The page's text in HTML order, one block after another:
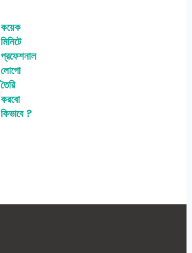
কয়েক
মিনিটে
প্রফেশনাল
লোগো
তৈরি
করবো
কিভাবে ?